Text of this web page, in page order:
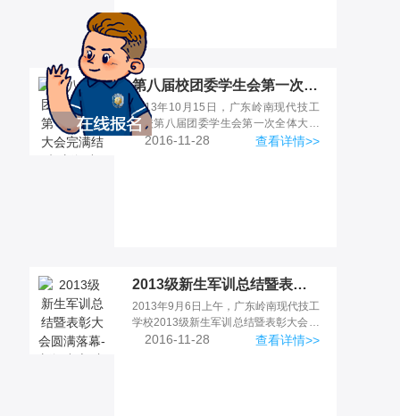
第八届校团委学生会第一次全体大会完满结束-新闻中心|广东岭南现代高级技工学校
2013年10月15日，广东岭南现代技工
学校第八届团委学生会第一次全体大会
在岭南新南校区4101教室
2016-11-28 查看详情>>
2013级新生军训总结暨表彰大会圆满落幕-新闻中心|广东岭南现代高级技工学校
2013年9月6日上午，广东岭南现代技工
学校2013级新生军训总结暨表彰大会在
足球场上举行。广州市国
2016-11-28 查看详情>>